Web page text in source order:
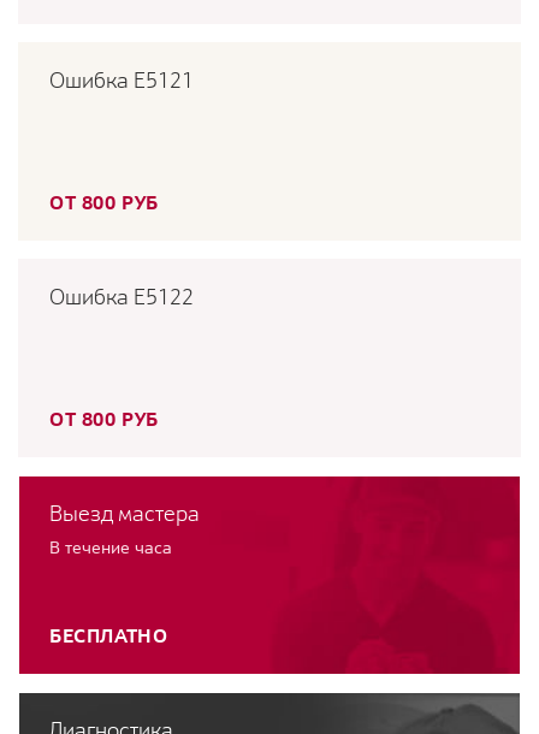
Ошибка E5121
ОТ 800 РУБ
Ошибка E5122
ОТ 800 РУБ
Выезд мастера
В течение часа
БЕСПЛАТНО